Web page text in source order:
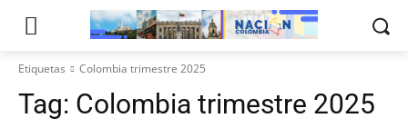
Etiquetas Colombia trimestre 2025
Tag: Colombia trimestre 2025